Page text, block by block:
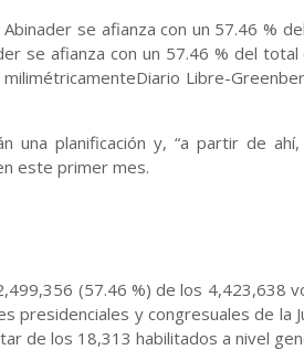
se afianza con un 57.46 %
se afianza con un 57.46 % del
Libre-
una planificación y, “a partir de
este primer mes.
(57.46 %) de los 4,423,638
presidenciales y congresuales de la
de los 18,313 habilitados a nivel